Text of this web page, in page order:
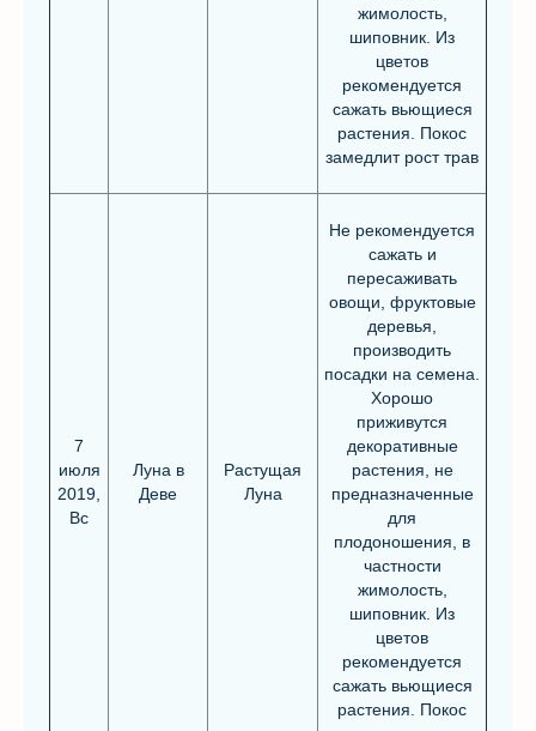
жимолость,
шиповник. Из
цветов
рекомендуется
сажать вьющиеся
растения. Покос
замедлит рост трав
7
июля
2019,
Вс
Луна в
Деве
Растущая
Луна
Не рекомендуется
сажать и
пересаживать
овощи, фруктовые
деревья,
производить
посадки на семена.
Хорошо
приживутся
декоративные
растения, не
предназначенные
для
плодоношения, в
частности
жимолость,
шиповник. Из
цветов
рекомендуется
сажать вьющиеся
растения. Покос